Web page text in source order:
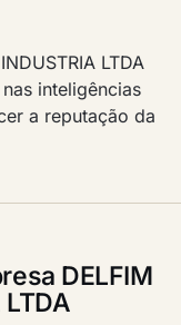
LTDA
inteligências
a reputação da
DELFIM
LTDA